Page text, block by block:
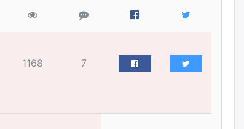
өчигдѳр
долларын санхүүжилтийн
1168 7